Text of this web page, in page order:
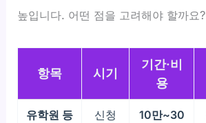
높입니다. 어떤 점을 고려해야 할까요?
항목 시기
기간·비
용
유학원 등
신청
10만~30